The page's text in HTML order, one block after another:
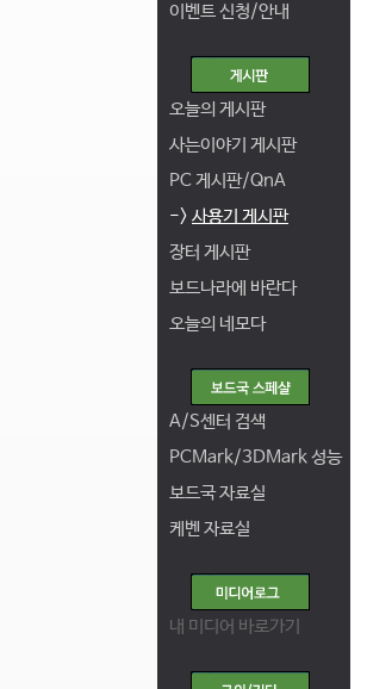
이벤트 신청/안내
오늘의 게시판
사는이야기 게시판
PC 게시판/QnA
-> 사용기 게시판
장터 게시판
보드나라에 바란다
오늘의 네모다
A/S센터 검색
PCMark/3DMark 성능
보드국 자료실
케벤 자료실
내 미디어 바로가기